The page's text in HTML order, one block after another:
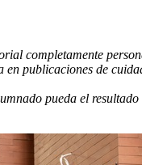
completamente
publicaciones de
pueda el